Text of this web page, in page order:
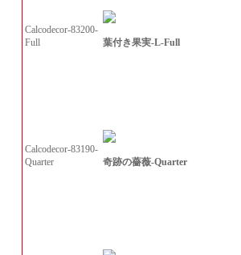
Calcodecor-83200-
Full
葉付き果実-L-Full
Calcodecor-83190-
Quarter
奇跡の薔薇-Quarter